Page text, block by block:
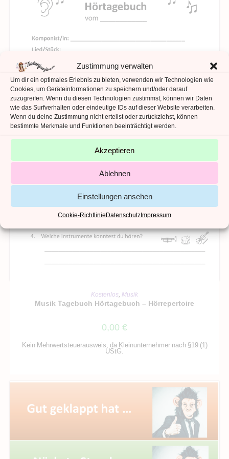
Zustimmung verwalten
Um dir ein optimales Erlebnis zu bieten, verwenden wir Technologien wie
Cookies, um Geräteinformationen zu speichern und/oder darauf
zuzugreifen. Wenn du diesen Technologien zustimmst, können wir Daten
wie das Surfverhalten oder eindeutige IDs auf dieser Website verarbeiten.
Wenn du deine Zustimmung nicht erteilst oder zurückziehst, können
bestimmte Merkmale und Funktionen beeinträchtigt werden.
Akzeptieren
Ablehnen
Einstellungen ansehen
Cookie-RichtlinieDatenschutzImpressum
IN DEN WARENKORB
Kostenlos, Musik
Musik Tagebuch Hörtagebuch – Hörrepertoire
0,00 €
Kein Mehrwertsteuerausweis, da Kleinunternehmer nach §19 (1)
UStG.